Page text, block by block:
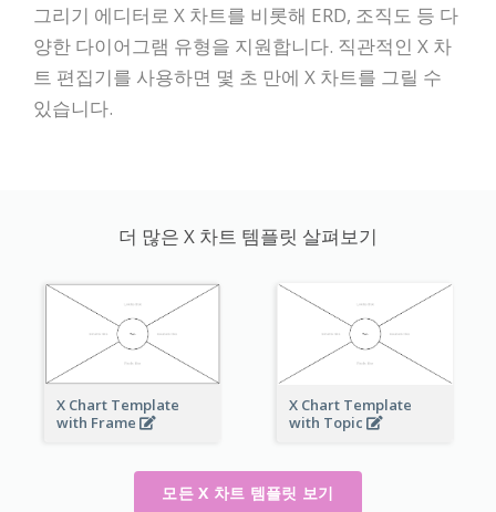
그리기 에디터로 X 차트를 비롯해 ERD, 조직도 등 다
양한 다이어그램 유형을 지원합니다. 직관적인 X 차
트 편집기를 사용하면 몇 초 만에 X 차트를 그릴 수
있습니다.
더 많은 X 차트 템플릿 살펴보기
X Chart Template
with Frame
X Chart Template
with Topic
모든 X 차트 템플릿 보기